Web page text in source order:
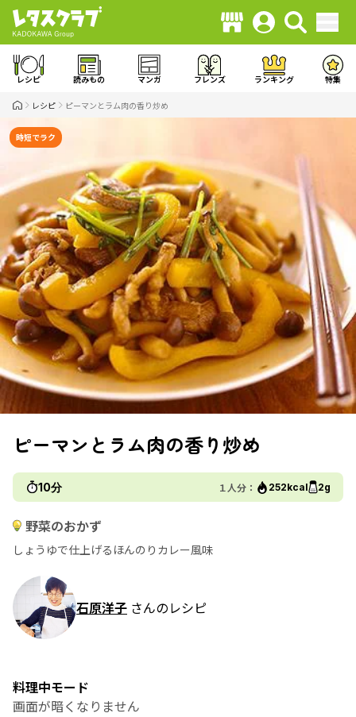
レシピ 読みもの マンガ フレンズ ランキング 特集
レシピ ピーマンとラム肉の香り炒め
時短でラク
ピーマンとラム肉の香り炒め
10分 １人分： 252kcal 2g
野菜のおかず
しょうゆで仕上げるほんのりカレー風味
石原洋子 さんのレシピ
料理中モード
画面が暗くなりません